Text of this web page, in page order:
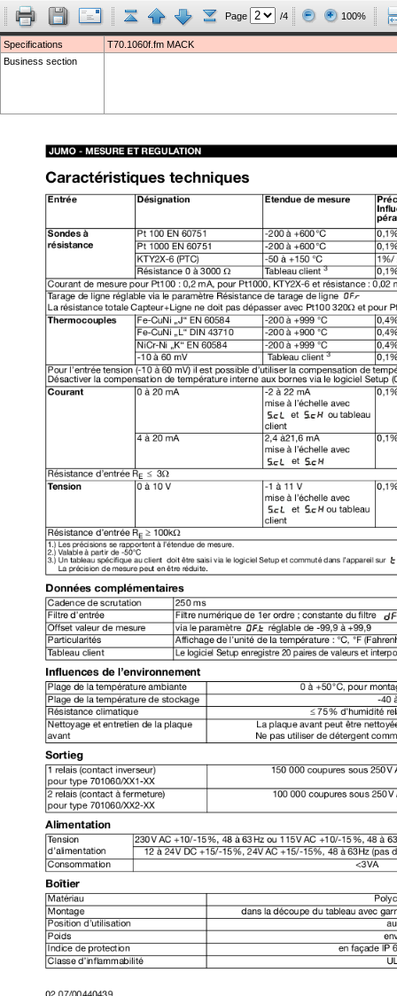
Page /4 100%
Specifications
T70.1060f.fm MACK
Business section